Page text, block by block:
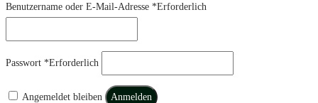
Benutzername oder E-Mail-Adresse *Erforderlich
Passwort *Erforderlich
Angemeldet bleiben Anmelden